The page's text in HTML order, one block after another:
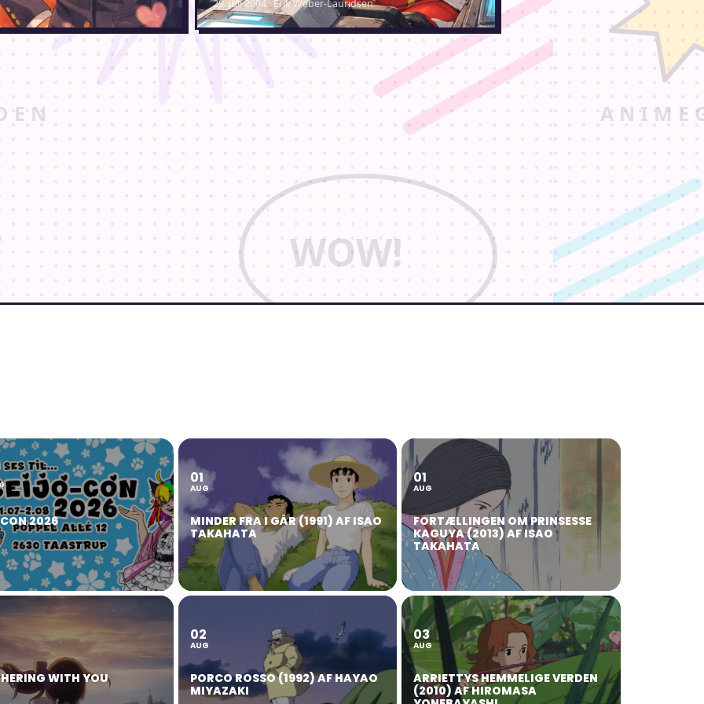
29. juli 2004 · Erik Weber-Lauridsen
2026
01
AUG
MINDER FRA I GÅR (1991) AF ISAO
TAKAHATA
01
AUG
FORTÆLLINGEN OM PRINSESSE
KAGUYA (2013) AF ISAO
TAKAHATA
WITH YOU
02
AUG
PORCO ROSSO (1992) AF HAYAO
MIYAZAKI
03
AUG
ARRIETTYS HEMMELIGE VERDEN
(2010) AF HIROMASA